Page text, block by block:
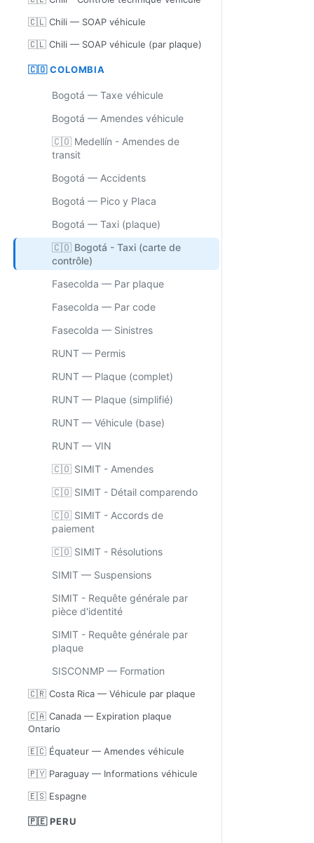
🇨🇱 Chili — SOAP véhicule
🇨🇱 Chili — SOAP véhicule (par plaque)
🇨🇴 COLOMBIA
Bogotá — Taxe véhicule
Bogotá — Amendes véhicule
🇨🇴 Medellín - Amendes de
transit
Bogotá — Accidents
Bogotá — Pico y Placa
Bogotá — Taxi (plaque)
🇨🇴 Bogotá - Taxi (carte de
contrôle)
Fasecolda — Par plaque
Fasecolda — Par code
Fasecolda — Sinistres
RUNT — Permis
RUNT — Plaque (complet)
RUNT — Plaque (simplifié)
RUNT — Véhicule (base)
RUNT — VIN
🇨🇴 SIMIT - Amendes
🇨🇴 SIMIT - Détail comparendo
🇨🇴 SIMIT - Accords de
paiement
🇨🇴 SIMIT - Résolutions
SIMIT — Suspensions
SIMIT - Requête générale par
pièce d'identité
SIMIT - Requête générale par
plaque
SISCONMP — Formation
🇨🇷 Costa Rica — Véhicule par plaque
🇨🇦 Canada — Expiration plaque
Ontario
🇪🇨 Équateur — Amendes véhicule
🇵🇾 Paraguay — Informations véhicule
🇪🇸 Espagne
🇵🇪 PERU